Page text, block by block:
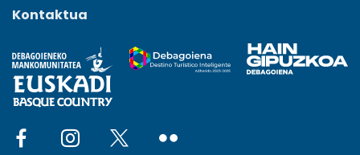
Kontaktua
Social network facebook
Social network instagram
Social network x
Social network flickr